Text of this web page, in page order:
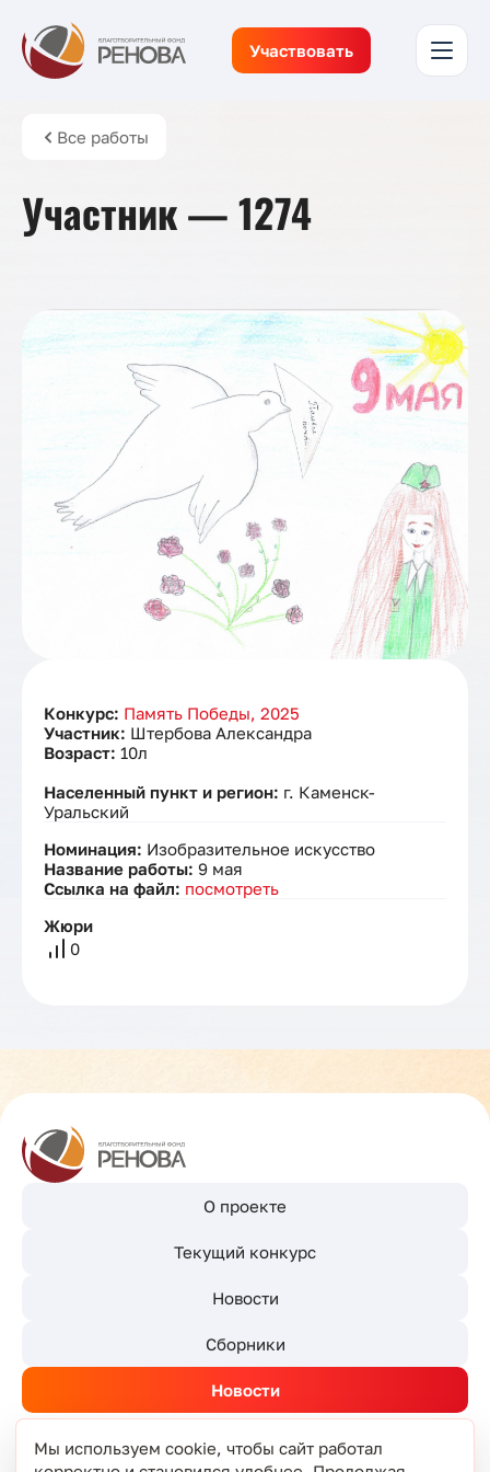
Участвовать
Все работы
Участник — 1274
Конкурс: Память Победы, 2025
Участник: Штербова Александра
Возраст: 10л
Населенный пункт и регион: г. Каменск-
Уральский
Номинация: Изобразительное искусство
Название работы: 9 мая
Ссылка на файл: посмотреть
Жюри
0
О проекте
Текущий конкурс
Новости
Сборники
Новости
Мы используем cookie, чтобы сайт работал